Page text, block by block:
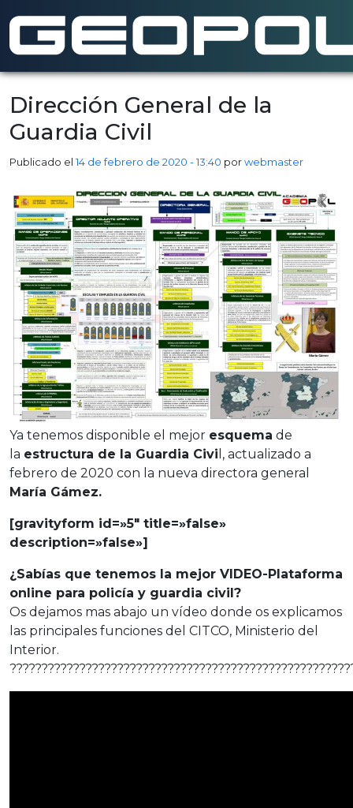
Saltar al contenido principal
Dirección General de la
Guardia Civil
Publicado el14 de febrero de 2020 - 13:40 porwebmaster
Ya tenemos disponible el mejor esquema de
la estructura de la Guardia Civi l, actualizado a
febrero de 2020 con la nueva directora general
María Gámez.
[gravityform id=»5″ title=»false»
description=»false»]
¿Sabías que tenemos la mejor VIDEO-Plataforma
online para policía y guardia civil?
Os dejamos mas abajo un vídeo donde os explicamos
las principales funciones del CITCO, Ministerio del
Interior.